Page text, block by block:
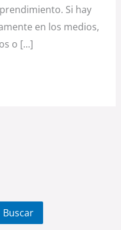
Si hay
en los medios,
o […]
Buscar